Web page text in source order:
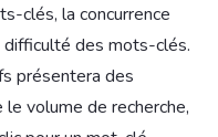
clés, la concurrence
des mots-clés.
présentera des
volume de recherche,